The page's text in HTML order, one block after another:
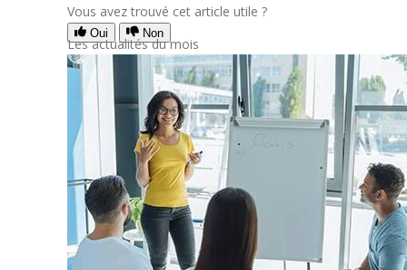
Vous avez trouvé cet article utile ?
Oui Non
Les actualités du mois